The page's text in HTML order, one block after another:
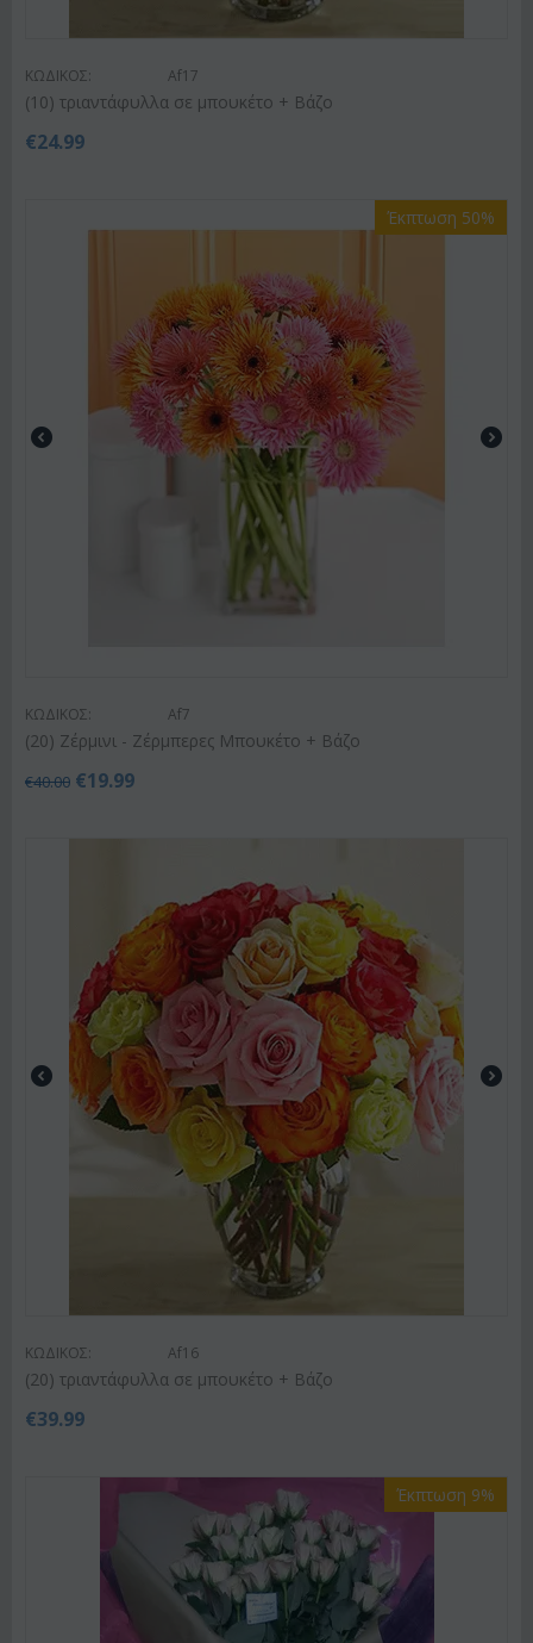
ΚΩΔΙΚΟΣ: Af17
(10) τριαντάφυλλα σε μπουκέτο + Βάζο
€24.99
Έκπτωση 50%
ΚΩΔΙΚΟΣ: Af7
(20) Ζέρμινι - Ζέρμπερες Μπουκέτο + Βάζο
€40.00 €19.99
ΚΩΔΙΚΟΣ: Af16
(20) τριαντάφυλλα σε μπουκέτο + Βάζο
€39.99
Έκπτωση 9%